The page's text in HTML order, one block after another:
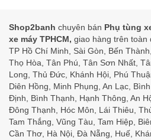
Shop2banh chuyên bán Phụ tùng
xe máy TPHCM, giao hàng trên toàn
TP Hồ Chí Minh, Sài Gòn, Bến
Thọ Hòa, Tân Phú, Tân Sơn Nhất,
Long, Thủ Đức, Khánh Hội, Phú
Diên Hồng, Minh Phụng, An Lạc,
Định, Bình Thạnh, Hạnh Thông, An
Đông Thạnh, Hóc Môn, Lái Thiêu,
Tam Thắng, Vũng Tàu, Tam Hiệp,
Cần Thơ, Hà Nội, Đà Nẵng, Huế,